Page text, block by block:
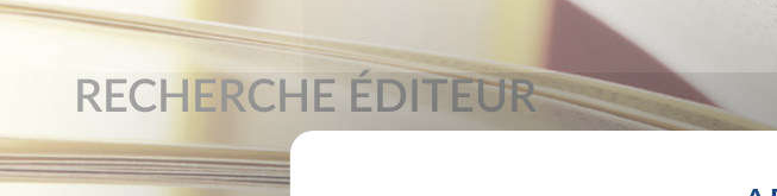
RECHERCHE ÉDITEUR